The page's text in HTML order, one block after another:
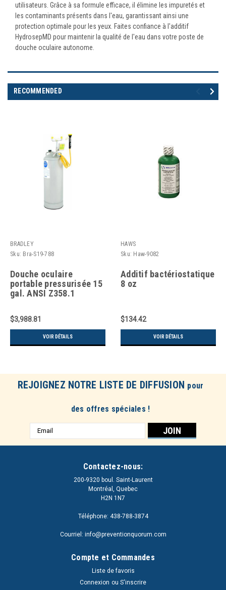
utilisateurs. Grâce à sa formule efficace, il élimine les impuretés et
les contaminants présents dans l'eau, garantissant ainsi une
protection optimale pour les yeux. Faites confiance à l'additif
HydrosepMD pour maintenir la qualité de l'eau dans votre poste de
douche oculaire autonome.
RECOMMENDED
BRADLEY
Sku: Bra-S19-788
Douche oculaire
portable pressurisée 15
gal. ANSI Z358.1
$3,988.81
VOIR DÉTAILS
HAWS
Sku: Haw-9082
Additif bactériostatique
8 oz
$134.42
VOIR DÉTAILS
REJOIGNEZ NOTRE LISTE DE DIFFUSION pour
des offres spéciales !
Adresse
e-
Contactez-nous:
200-9320 boul. Saint-Laurent
Montréal, Quebec
H2N 1N7
Téléphone: 438-788-3874
Courriel: info@preventionquorum.com
Compte et Commandes
Liste de favoris
Connexion ou S'inscrire